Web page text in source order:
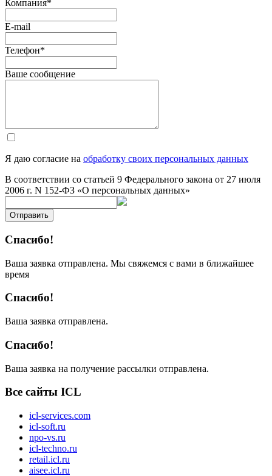
Компания*
E-mail
Телефон*
Ваше сообщение
Я даю согласие на обработку своих персональных данных
В соответствии со статьей 9 Федерального закона от 27 июля
2006 г. N 152-ФЗ «О персональных данных»
Отправить
Спасибо!
Ваша заявка отправлена. Мы свяжемся с вами в ближайшее
время
Спасибо!
Ваша заявка отправлена.
Спасибо!
Ваша заявка на получение рассылки отправлена.
Все сайты ICL
icl-services.com
icl-soft.ru
npo-vs.ru
icl-techno.ru
retail.icl.ru
aisee.icl.ru